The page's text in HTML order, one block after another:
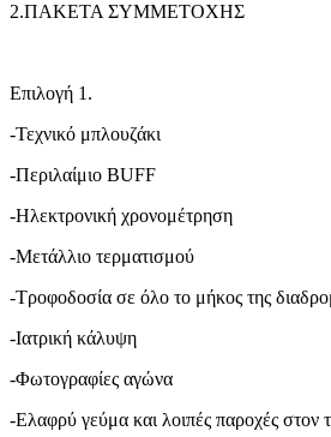
2.ΠΑΚΕΤΑ ΣΥΜΜΕΤΟΧΗΣ
Eπιλογή 1.
-Τεχνικό μπλουζάκι
-Περιλαίμιο BUFF
-Ηλεκτρονική χρονομέτρηση
-Μετάλλιο τερματισμού
-Τροφοδοσία σε όλο το μήκος της
-Ιατρική κάλυψη
-Φωτογραφίες αγώνα
-Ελαφρύ γεύμα και λοιπές παροχές στον